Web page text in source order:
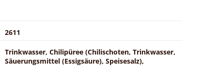
2611
Trinkwasser, Chilipüree (Chilischoten, Trinkwasser,
Säuerungsmittel (Essigsäure), Speisesalz),